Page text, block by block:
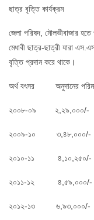
ছাত্র বৃত্তি কার্যক্রম
জেলা পরিষদ, মৌলভীবাজার হতে
মেধাবী ছাত্র-ছাত্রী যারা
বৃত্তি প্রদান করে থাকে।
অর্থ বৎসর অনুদানের
২০০৮-০৯
২০০৯-১০
২০১০-১১
২০১১-১২
২০১২-১৩